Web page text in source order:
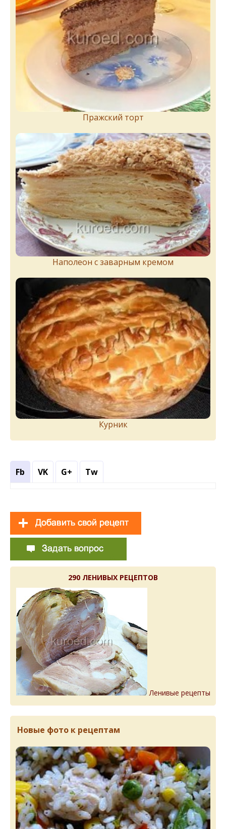
Пражский торт
Наполеон с заварным кремом
Курник
Fb VK G+ Tw
290 ЛЕНИВЫХ РЕЦЕПТОВ
Ленивые рецепты
Новые фото к рецептам